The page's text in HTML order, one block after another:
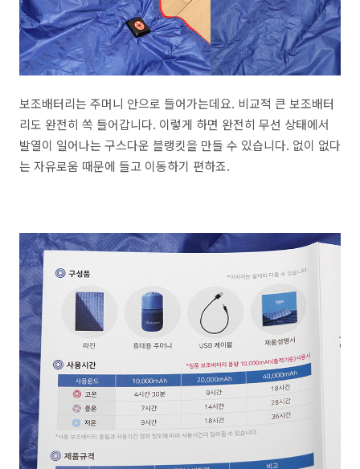
보조배터리는 주머니 안으로 들어가는데요. 비교적 큰 보조배터
리도 완전히 쏙 들어갑니다. 이렇게 하면 완전히 무선 상태에서
발열이 일어나는 구스다운 블랭킷을 만들 수 있습니다. 없이 없다
는 자유로움 때문에 들고 이동하기 편하죠.